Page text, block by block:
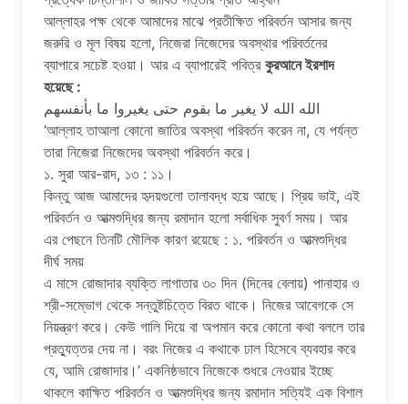
আল্লাহর পক্ষ থেকে আমাদের মাঝে প্রতীক্ষিত পরিবর্তন আসার জন্য
জরুরি ও মূল বিষয় হলাে, নিজেরা নিজেদের অবস্থার পরিবর্তনের
ব্যাপারে সচেষ্ট হওয়া। আর এ ব্যাপারেই পবিত্র কুরআনে ইরশাদ
হয়েছে :
الله الله لا يغير ما بقوم حتى يغيروا ما بأنفسهم
‘আল্লাহ তাআলা কোনাে জাতির অবস্থা পরিবর্তন করেন না, যে পর্যন্ত
তারা নিজেরা নিজেদের অবস্থা পরিবর্তন করে।
১. সুরা আর-রাদ, ১৩ : ১১।
কিন্তু আজ আমাদের হৃদয়গুলাে তালাবদ্ধ হয়ে আছে। প্রিয় ভাই, এই
পরিবর্তন ও আত্মশুদ্ধির জন্য রমাদান হলাে সর্বাধিক সুবর্ণ সময়। আর
এর পেছনে তিনটি মৌলিক কারণ রয়েছে : ১. পরিবর্তন ও আত্মশুদ্ধির
দীর্ঘ সময়
এ মাসে রােজাদার ব্যক্তি লাগাতার ৩০ দিন (দিনের বেলায়) পানাহার ও
শ্রী-সম্ভোগ থেকে সন্তুষ্টচিত্তে বিরত থাকে। নিজের আবেগকে সে
নিয়ন্ত্রণ করে। কেউ গালি দিয়ে বা অপমান করে কোনাে কথা বললে তার
প্রত্যুত্তর দেয় না। বরং নিজের এ কথাকে ঢাল হিসেবে ব্যবহার করে
যে, আমি রােজাদার।’ একনিষ্ঠভাবে নিজেকে শুধরে নেওয়ার ইচ্ছে
থাকলে কাক্ষিত পরিবর্তন ও আত্মশুদ্ধির জন্য রমাদান সত্যিই এক বিশাল